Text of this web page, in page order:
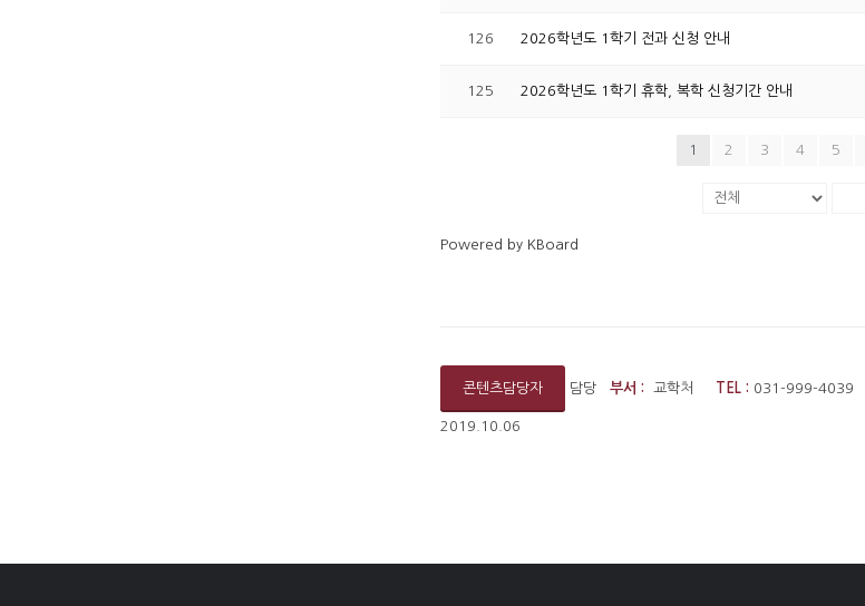
126 2026학년도 1학기 전과 신청 안내
125 2026학년도 1학기 휴학, 복학 신청기간 안내
1 2 3 4 5
Powered by KBoard
콘텐츠담당자 담당 부서 : 교학처 TEL : 031-999-4039
2019.10.06